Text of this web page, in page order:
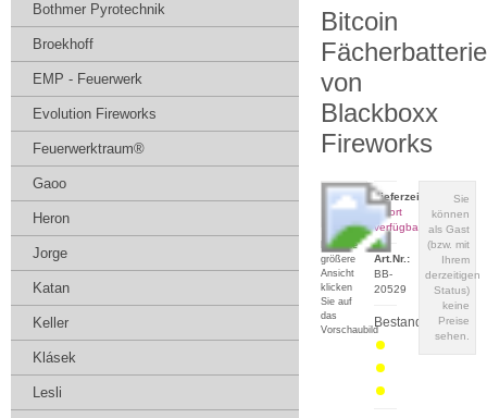
Bitcoin
Fächerbatterie
von
Blackboxx
Fireworks
Für eine
größere
Ansicht
klicken
Sie auf
das
Vorschaubild
Sie
können
als Gast
(bzw. mit
Ihrem
derzeitigen
Status)
keine
Preise
sehen.
Lieferzeit:
sofort
verfügbar
Art.Nr.:
BB-
20529
Bestand:
Bothmer Pyrotechnik
Broekhoff
EMP - Feuerwerk
Evolution Fireworks
Feuerwerktraum®
Gaoo
Heron
Jorge
Katan
Keller
Klásek
Lesli